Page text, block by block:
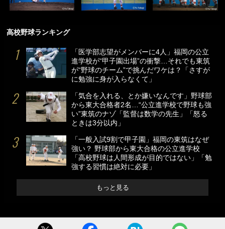
高校野球ランキング
「医学部志望がメンバーに4人」福岡の公立
進学校が“甲子園出場”の衝撃…それでも東筑
が“野球のチーム”で挑んだワケは？「さすが
に勉強に身が入らなくて」
「気合を入れる、とか嫌いなんです」野球部
から東大合格者2名…“公立進学校で野球も強
い”東筑のナゾ「監督は数学の先生」「怒る
ときは3分以内」
「一般入試9割で甲子園」福岡の東筑はなぜ
強い？ 野球部から東大合格の公立進学校
「高校野球は人間形成が目的ではない」「勉
強する習慣は絶対に必要」
もっと見る